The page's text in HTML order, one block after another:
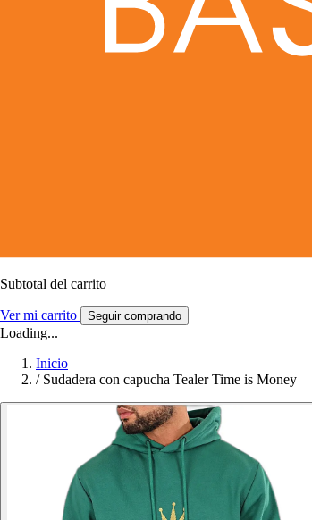
Subtotal del carrito
Ver mi carrito Seguir comprando
Loading...
Inicio
/ Sudadera con capucha Tealer Time is Money